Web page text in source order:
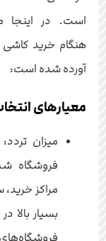
است. در اینجا
هنگام خرید کاشی
آورده شده است:
معیارهای
میزان
فروشگاه
مراکز